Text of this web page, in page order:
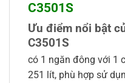
C3501S
Ưu điểm nổi bật
C3501S
có 1 ngăn đông với 1
251 lít, phù hợp sử